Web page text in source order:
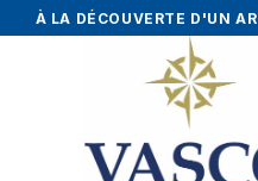
À LA DÉCOUVERTE D'UN